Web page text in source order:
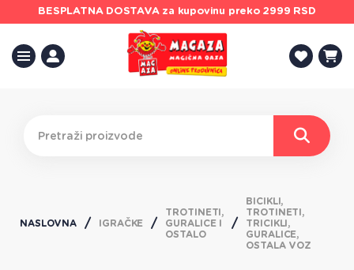
BESPLATNA DOSTAVAza kupovinu preko 2999 RSD
NASLOVNA IGRAČKE
TROTINETI,
GURALICE I
OSTALO
BICIKLI,
TROTINETI,
TRICIKLI,
GURALICE,
OSTALA VOZ